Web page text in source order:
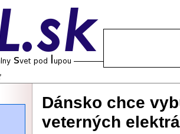
Dánsko chce
veterných